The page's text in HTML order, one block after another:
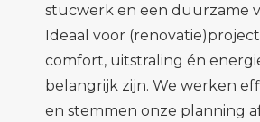
stucwerk en een duurzame
Ideaal voor
comfort, uitstraling én
belangrijk zijn. We werken
en stemmen onze planning